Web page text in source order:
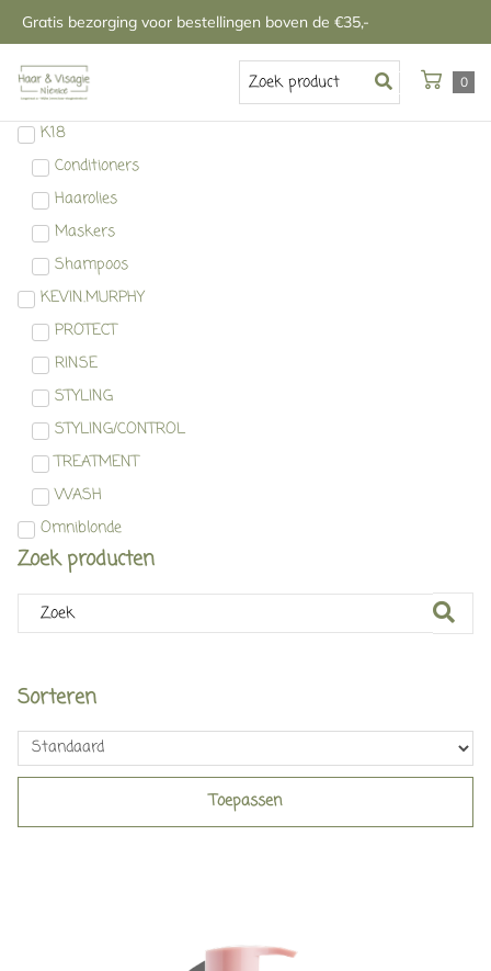
Gratis bezorging voor bestellingen boven de €35,-
0
K18
Conditioners
Haarolies
Maskers
Shampoos
KEVIN.MURPHY
PROTECT
RINSE
STYLING
STYLING/CONTROL
TREATMENT
WASH
Omniblonde
Zoek producten
Sorteren
Toepassen